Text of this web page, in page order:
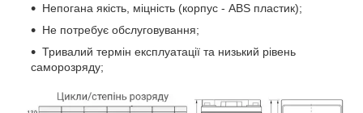
Непогана якість, міцність (корпус - ABS пластик);
Не потребує обслуговування;
Тривалий термін експлуатації та низький рівень
саморозряду;